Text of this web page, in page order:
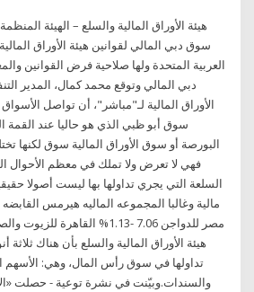
هيئة الأوراق المالية والسلع – الهيئة
سوق دبي المالي لقوانين هيئة الأوراق
العربية المتحدة ولها صلاحية فرض القوانين
دبي المالي وتوقع محمد كمال، المدير
الأوراق المالية لـ"مباشر"، أن تواصل الأسواق
سوق أبو ظبي الذي هو حاليا عند القمة
البورصة أو سوق الأوراق المالية سوق لكنها
فهي لا تعرض ولا تملك في معظم الأحوال
السلعة التي يجري تداولها بها ليست أصولا
هيئة الأوراق المالية والسلع بأن هناك ثلاثة
تداولها في سوق رأس المال، وهي: الأسهم
والسندات.وبيّنت في نشرة توعية - حصلت